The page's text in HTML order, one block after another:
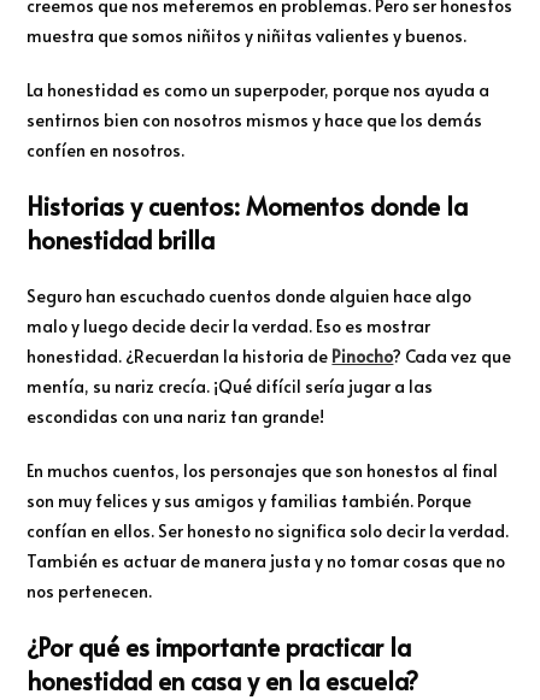
creemos que nos meteremos en problemas. Pero ser honestos
muestra que somos niñitos y niñitas valientes y buenos.
La honestidad es como un superpoder, porque nos ayuda a
sentirnos bien con nosotros mismos y hace que los demás
confíen en nosotros.
Historias y cuentos: Momentos donde la
honestidad brilla
Seguro han escuchado cuentos donde alguien hace algo
malo y luego decide decir la verdad. Eso es mostrar
honestidad. ¿Recuerdan la historia de Pinocho? Cada vez que
mentía, su nariz crecía. ¡Qué difícil sería jugar a las
escondidas con una nariz tan grande!
En muchos cuentos, los personajes que son honestos al final
son muy felices y sus amigos y familias también. Porque
confían en ellos. Ser honesto no significa solo decir la verdad.
También es actuar de manera justa y no tomar cosas que no
nos pertenecen.
¿Por qué es importante practicar la
honestidad en casa y en la escuela?